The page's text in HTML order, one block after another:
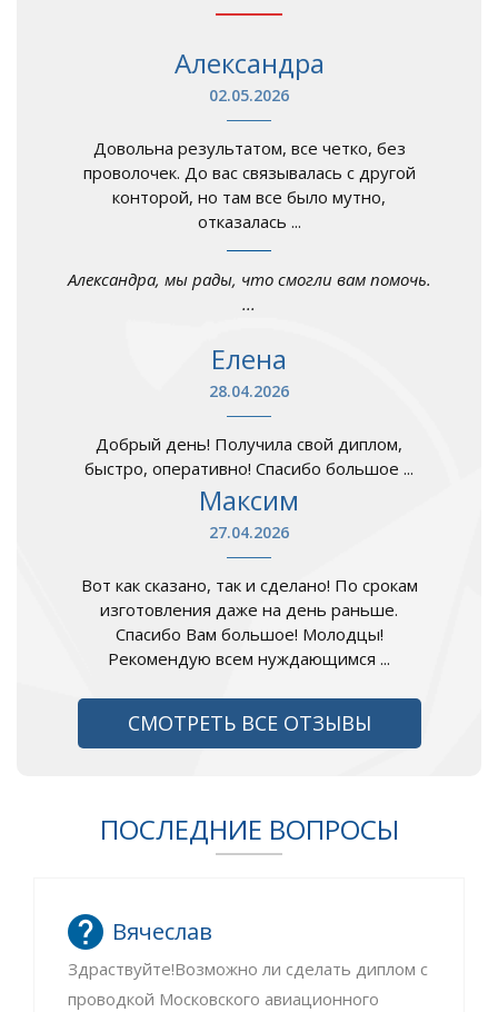
Александра
02.05.2026
Довольна результатом, все четко, без
проволочек. До вас связывалась с другой
конторой, но там все было мутно,
отказалась ...
Александра, мы рады, что смогли вам помочь.
...
Елена
28.04.2026
Добрый день! Получила свой диплом,
быстро, оперативно! Спасибо большое ...
Максим
27.04.2026
Вот как сказано, так и сделано! По срокам
изготовления даже на день раньше.
Спасибо Вам большое! Молодцы!
Рекомендую всем нуждающимся ...
СМОТРЕТЬ ВСЕ ОТЗЫВЫ
ПОСЛЕДНИЕ ВОПРОСЫ
Вячеслав
Здраствуйте!Возможно ли сделать диплом с
проводкой Московского авиационного